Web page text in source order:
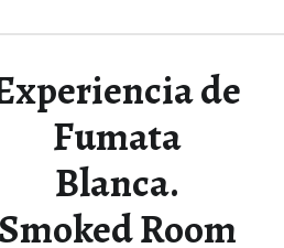
de
Fumata
Blanca.
Smoked Room